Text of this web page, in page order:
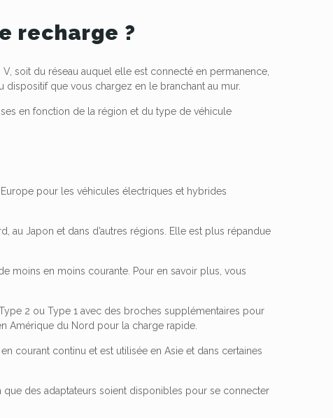
recharge ?
soit du réseau auquel elle est connecté en permanence,
que vous chargez en le branchant au mur.
en fonction de la région et du type de véhicule
pour les véhicules électriques et hybrides
au Japon et dans d’autres régions. Elle est plus répandue
moins en moins courante. Pour en savoir plus, vous
2 ou Type 1 avec des broches supplémentaires pour
Amérique du Nord pour la charge rapide.
courant continu et est utilisée en Asie et dans certaines
que des adaptateurs soient disponibles pour se connecter